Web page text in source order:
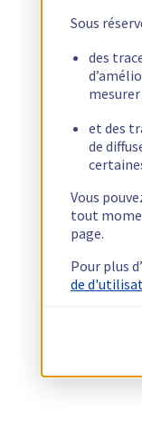
Sous
des
et des
de
Vous
tout
page.
Pour plus
de